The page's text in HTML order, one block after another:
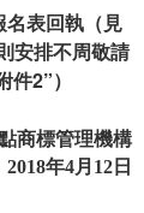
表回執（見
安排不周敬請
2”）
商標管理機構
2018年4月 12 日